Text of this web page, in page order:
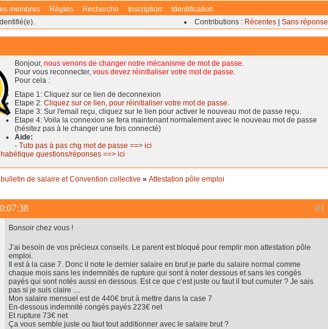
membres Règles Recherche Inscription
Identification
Contributions : Récentes Sans réponse
Bonjour, nous venons de changer notre mécanisme de mot de passe.
Pour vous reconnecter, vous devez réinitialiser votre mot de passe.
Pour cela :
Etape 1: Cliquez sur ce lien de deconnexion
Etape 2: Cliquez sur ce lien, pour réinitialiser votre mot de passe.
Etape 3: Sur l'email reçu, cliquez sur le lien pour activer le nouveau mot de passe reçu.
Etape 4: Voila la connexion se fera maintenant normalement avec le nouveau mot de passe
(hésitez pas à le changer une fois connecté)
Aide:
- Tuto pas à pas chg mot de passe ==> ici
questions/réponses ==> ici
bulletin de salaire et Convention collective » Attestation pôle emploi
#1
Bonsoir chez vous !
J’ai besoin de vos précieux conseils. Le parent est bloqué pour remplir mon attestation pôle
emploi.
Il est à la case 7. Donc il note le dernier salaire en brut je parle du salaire normal comme
chaque mois sans les indemnités de rupture qui sont à noter dessous et sans les congés
payés qui sont notés aussi en dessous. Est ce que c’est juste ou faut il tout cumuler ? Je sais
pas si je suis claire ....
Mon salaire mensuel est de 440€ brut à mettre dans la case 7
En-dessous indemnité congés payés 223€ net
Et rupture 73€ net
Ça vous semble juste ou faut tout additionner avec le salaire brut ?